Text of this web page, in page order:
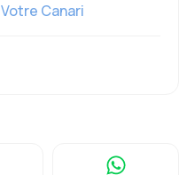
Canari